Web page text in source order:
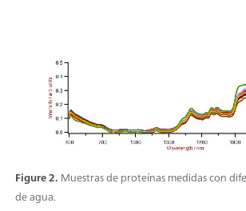
Figure 2. Muestras de proteínas medidas con
de agua.